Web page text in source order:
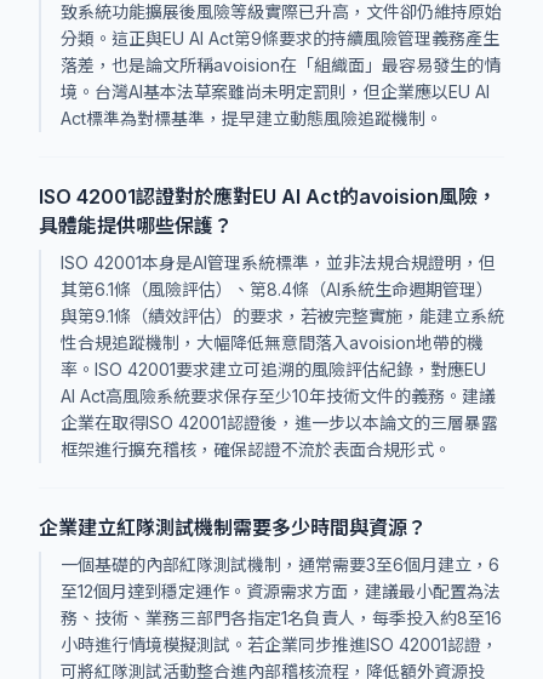
致系統功能擴展後風險等級實際已升高，文件卻仍維持原始
分類。這正與EU AI Act第9條要求的持續風險管理義務產生
落差，也是論文所稱avoision在「組織面」最容易發生的情
境。台灣AI基本法草案雖尚未明定罰則，但企業應以EU AI
Act標準為對標基準，提早建立動態風險追蹤機制。
ISO 42001認證對於應對EU AI Act的avoision風險，
具體能提供哪些保護？
ISO 42001本身是AI管理系統標準，並非法規合規證明，但
其第6.1條（風險評估）、第8.4條（AI系統生命週期管理）
與第9.1條（績效評估）的要求，若被完整實施，能建立系統
性合規追蹤機制，大幅降低無意間落入avoision地帶的機
率。ISO 42001要求建立可追溯的風險評估紀錄，對應EU
AI Act高風險系統要求保存至少10年技術文件的義務。建議
企業在取得ISO 42001認證後，進一步以本論文的三層暴露
框架進行擴充稽核，確保認證不流於表面合規形式。
企業建立紅隊測試機制需要多少時間與資源？
一個基礎的內部紅隊測試機制，通常需要3至6個月建立，6
至12個月達到穩定運作。資源需求方面，建議最小配置為法
務、技術、業務三部門各指定1名負責人，每季投入約8至16
小時進行情境模擬測試。若企業同步推進ISO 42001認證，
可將紅隊測試活動整合進內部稽核流程，降低額外資源投